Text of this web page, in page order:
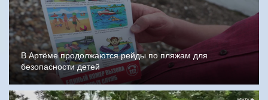
В Артёме продолжаются рейды по пляжам для
безопасности детей